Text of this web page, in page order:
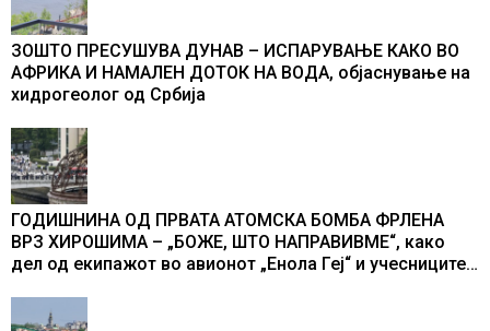
ЗОШТО ПРЕСУШУВА ДУНАВ – ИСПАРУВАЊЕ КАКО ВО
АФРИКА И НАМАЛЕН ДОТОК НА ВОДА, објаснување на
хидрогеолог од Србија
ГОДИШНИНА ОД ПРВАТА АТОМСКА БОМБА ФРЛЕНА
ВРЗ ХИРОШИМА – „БОЖЕ, ШТО НАПРАВИВМЕ“, како
дел од екипажот во авионот „Енола Геј“ и учесниците
промени текот на историјата